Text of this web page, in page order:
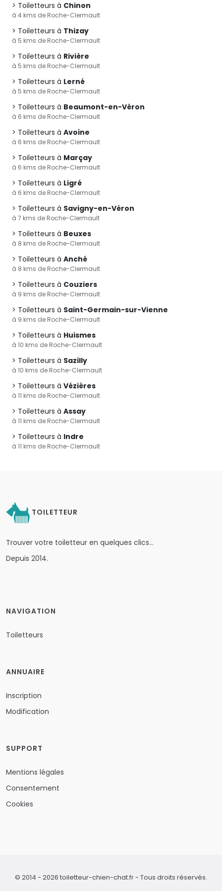
Toiletteurs à Chinon
à 4 kms de Roche-Clermault
Toiletteurs à Thizay
à 5 kms de Roche-Clermault
Toiletteurs à Rivière
à 5 kms de Roche-Clermault
Toiletteurs à Lerné
à 5 kms de Roche-Clermault
Toiletteurs à Beaumont-en-Véron
à 6 kms de Roche-Clermault
Toiletteurs à Avoine
à 6 kms de Roche-Clermault
Toiletteurs à Marçay
à 6 kms de Roche-Clermault
Toiletteurs à Ligré
à 6 kms de Roche-Clermault
Toiletteurs à Savigny-en-Véron
à 7 kms de Roche-Clermault
Toiletteurs à Beuxes
à 8 kms de Roche-Clermault
Toiletteurs à Anché
à 8 kms de Roche-Clermault
Toiletteurs à Couziers
à 9 kms de Roche-Clermault
Toiletteurs à Saint-Germain-sur-Vienne
à 9 kms de Roche-Clermault
Toiletteurs à Huismes
à 10 kms de Roche-Clermault
Toiletteurs à Sazilly
à 10 kms de Roche-Clermault
Toiletteurs à Vézières
à 11 kms de Roche-Clermault
Toiletteurs à Assay
à 11 kms de Roche-Clermault
Toiletteurs à Indre
à 11 kms de Roche-Clermault
TOILETTEUR
Trouver votre toiletteur en quelques clics…
Depuis 2014.
NAVIGATION
Toiletteurs
ANNUAIRE
Inscription
Modification
SUPPORT
Mentions légales
Consentement
Cookies
© 2014 - 2026 toiletteur-chien-chat.fr - Tous droits réservés.